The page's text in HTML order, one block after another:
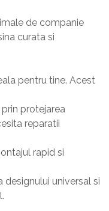
de companie
curata si
pentru tine. Acest
prin protejarea
reparatii
rapid si
designului universal si